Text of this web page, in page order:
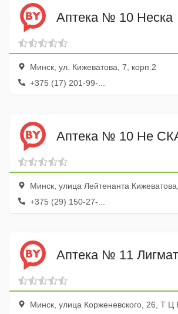
Аптека № 10 Неска
Минск, ул. Кижеватова, 7, корп.2
+375 (17) 201-99-...
Аптека № 10 Не
Минск, улица Лейтенанта
+375 (29) 150-27-...
Аптека № 11
Минск, улица Корженевского, 26, Т Ц